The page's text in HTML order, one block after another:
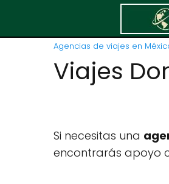
Agencias de viajes en
Viajes
Si necesitas una
encontrarás apoyo